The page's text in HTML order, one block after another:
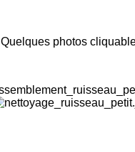
Quelques photos